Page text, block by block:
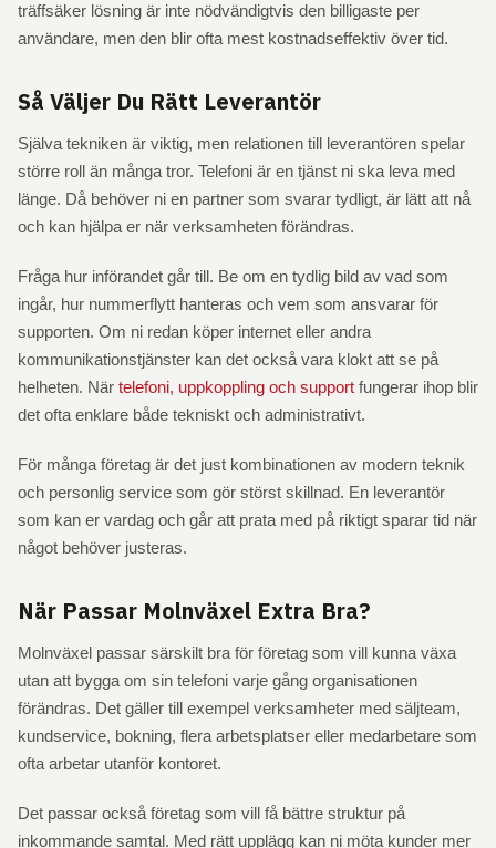
träffsäker lösning är inte nödvändigtvis den billigaste per
användare, men den blir ofta mest kostnadseffektiv över tid.
Så Väljer Du Rätt Leverantör
Själva tekniken är viktig, men relationen till leverantören spelar
större roll än många tror. Telefoni är en tjänst ni ska leva med
länge. Då behöver ni en partner som svarar tydligt, är lätt att nå
och kan hjälpa er när verksamheten förändras.
Fråga hur införandet går till. Be om en tydlig bild av vad som
ingår, hur nummerflytt hanteras och vem som ansvarar för
supporten. Om ni redan köper internet eller andra
kommunikationstjänster kan det också vara klokt att se på
helheten. När telefoni, uppkoppling och support fungerar ihop blir
det ofta enklare både tekniskt och administrativt.
För många företag är det just kombinationen av modern teknik
och personlig service som gör störst skillnad. En leverantör
som kan er vardag och går att prata med på riktigt sparar tid när
något behöver justeras.
När Passar Molnväxel Extra Bra?
Molnväxel passar särskilt bra för företag som vill kunna växa
utan att bygga om sin telefoni varje gång organisationen
förändras. Det gäller till exempel verksamheter med säljteam,
kundservice, bokning, flera arbetsplatser eller medarbetare som
ofta arbetar utanför kontoret.
Det passar också företag som vill få bättre struktur på
inkommande samtal. Med rätt upplägg kan ni möta kunder mer